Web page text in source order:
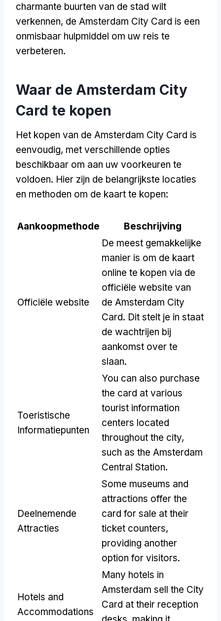
charmante buurten van de stad wilt
verkennen, de Amsterdam City Card is een
onmisbaar hulpmiddel om uw reis te
verbeteren.
Waar de Amsterdam City
Card te kopen
Het kopen van de Amsterdam City Card is
eenvoudig, met verschillende opties
beschikbaar om aan uw voorkeuren te
voldoen. Hier zijn de belangrijkste locaties
en methoden om de kaart te kopen:
Aankoopmethode Beschrijving
Officiële website
De meest gemakkelijke
manier is om de kaart
online te kopen via de
officiële website van
de Amsterdam City
Card. Dit stelt je in staat
de wachtrijen bij
aankomst over te
slaan.
Toeristische
Informatiepunten
You can also purchase
the card at various
tourist information
centers located
throughout the city,
such as the Amsterdam
Central Station.
Deelnemende
Attracties
Some museums and
attractions offer the
card for sale at their
ticket counters,
providing another
option for visitors.
Hotels and
Accommodations
Many hotels in
Amsterdam sell the City
Card at their reception